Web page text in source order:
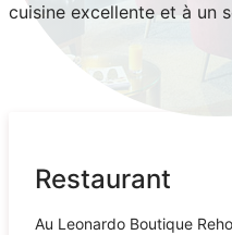
cuisine excellente et à un
Restaurant
Au Leonardo Boutique